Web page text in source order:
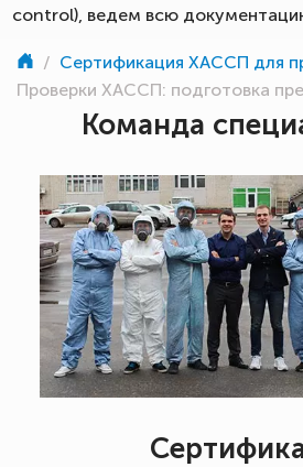
control), ведем всю
/ Сертификация ХАССП для
Проверки ХАССП: подготовка
Команда